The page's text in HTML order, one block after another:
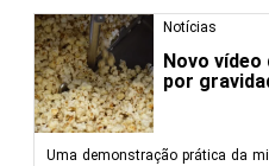
Notícias
Novo
por
Uma demonstração prática da